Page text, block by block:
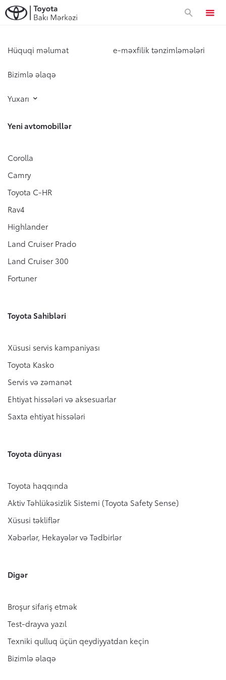
Approved Used
Toyota Kasko
Ehtiyat hissələri və aksesuarlar
Korporativ təklif
Korporativ təklif
Toyota dünyası
Toyota haqqında
Xəbərlər, Hekayələr və Tədbirlər
Bizimlə əlaqə
Hüquqi məlumat e-məxfilik tənzimləmələri
Bizimlə əlaqə
Yuxarı
Yeni avtomobillər
Corolla
Camry
Toyota C-HR
Rav4
Highlander
Land Cruiser Prado
Land Cruiser 300
Fortuner
Toyota Sahibləri
Xüsusi servis kampaniyası
Toyota Kasko
Servis və zəmanət
Ehtiyat hissələri və aksesuarlar
Saxta ehtiyat hissələri
Toyota dünyası
Toyota haqqında
Aktiv Təhlükəsizlik Sistemi (Toyota Safety Sense)
Xüsusi təkliflər
Xəbərlər, Hekayələr və Tədbirlər
Digər
Broşur sifariş etmək
Test-drayva yazıl
Texniki qulluq üçün qeydiyyatdan keçin
Bizimlə əlaqə